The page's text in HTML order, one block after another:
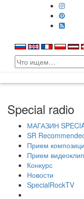
Search
for:
Special radio
МАГАЗИН
SR
Прием
Прием
Конкурс
Новости
SpecialRockTV